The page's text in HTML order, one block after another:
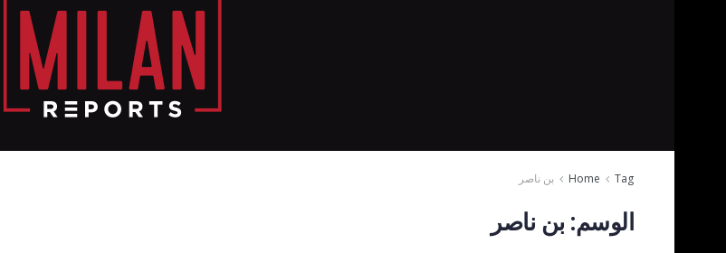
Home Tag بن ناصر
الوسم: بن ناصر